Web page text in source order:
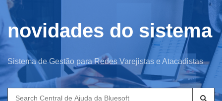
novidades do sistema
Sistema de Gestão para Redes Varejistas e Atacadistas
Search